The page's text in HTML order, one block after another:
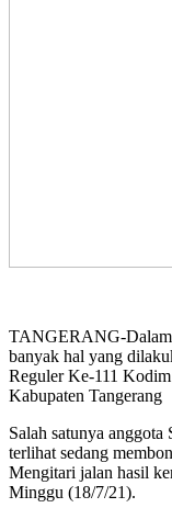
TANGERANG-Dalam
banyak hal yang
Reguler Ke-111 Kodim
Kabupaten Tangerang
Salah satunya
terlihat sedang
Mengitari jalan hasil
Minggu (18/7/21).